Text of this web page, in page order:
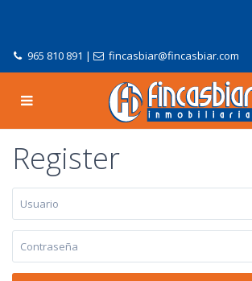
965 810 891 | fincasbiar@fincasbiar.com
Register